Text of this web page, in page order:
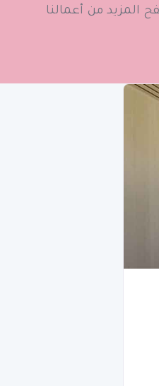
المزيد من أعمالنا